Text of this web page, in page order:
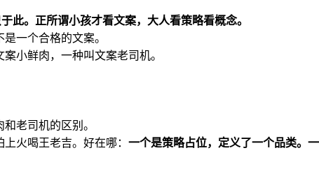
此。正所谓小孩才看文案，大人看策略看概念。
一个合格的文案。
小鲜肉，一种叫文案老司机。
老司机的区别。
火喝王老吉。好在哪： 一个是策略占位，定义了一个品类。